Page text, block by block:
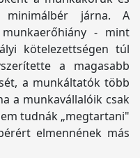
minimálbér járna. A
- mint
kötelezettségen túl
a magasabb
a munkáltatók több
a munkavállalóik csak
tudnák „megtartani"
elmennének más